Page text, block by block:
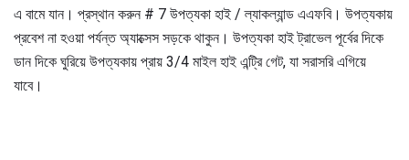
এ বামে যান। প্রস্থান করুন # 7 উপত্যকা হাই / ল্যাকল্যান্ড এএফবি। উপত্যকায়
প্রবেশ না হওয়া পর্যন্ত অ্যাক্সেস সড়কে থাকুন। উপত্যকা হাই ট্রাভেল পূর্বের দিকে
ডান দিকে ঘুরিয়ে উপত্যকায় প্রায় 3/4 মাইল হাই এন্ট্রি গেট, যা সরাসরি এগিয়ে
যাবে।